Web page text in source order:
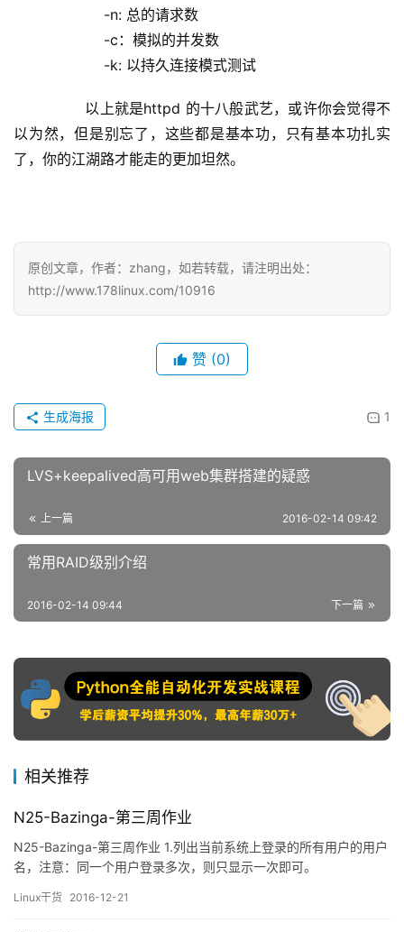
-n: 总的请求数
-c：模拟的并发数
-k: 以持久连接模式测试
以上就是httpd 的十八般武艺，或许你会觉得不
以为然，但是别忘了，这些都是基本功，只有基本功扎实
了，你的江湖路才能走的更加坦然。
原创文章，作者：zhang，如若转载，请注明出处：
http://www.178linux.com/10916
赞 (0)
1
生成海报
LVS+keepalived高可用web集群搭建的疑惑
上一篇 2016-02-14 09:42
常用RAID级别介绍
下一篇
2016-02-14 09:44
相关推荐
N25-Bazinga-第三周作业
N25-Bazinga-第三周作业 1.列出当前系统上登录的所有用户的用户
名，注意：同一个用户登录多次，则只显示一次即可。
Linux干货 2016-12-21